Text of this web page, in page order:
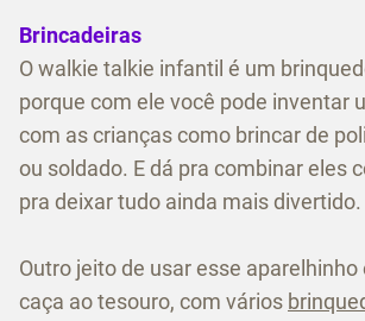
Brincadeiras
O walkie talkie infantil é um
porque com ele você pode inventar
com as crianças como brincar de
ou soldado. E dá pra combinar eles
pra deixar tudo ainda mais divertido.
Outro jeito de usar esse aparelhinho
caça ao tesouro, com vários